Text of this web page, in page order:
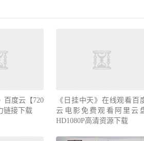
百度云【720
链接下载
《日挂中天》在线观看百
云电影免费观看阿里云
HD1080P高清资源下载